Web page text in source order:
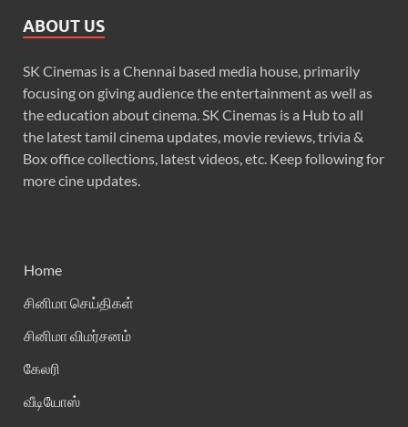
ABOUT US
SK Cinemas is a Chennai based media house, primarily
focusing on giving audience the entertainment as well as
the education about cinema. SK Cinemas is a Hub to all
the latest tamil cinema updates, movie reviews, trivia &
Box office collections, latest videos, etc. Keep following for
more cine updates.
Home
சினிமா செய்திகள்
சினிமா விமர்சனம்
கேலரி
வீடியோஸ்